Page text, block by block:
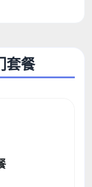
套餐